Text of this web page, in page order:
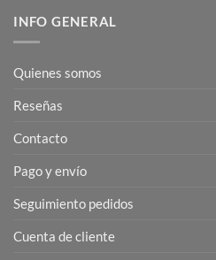
INFO GENERAL
Quienes somos
Reseñas
Contacto
Pago y envío
Seguimiento pedidos
Cuenta de cliente